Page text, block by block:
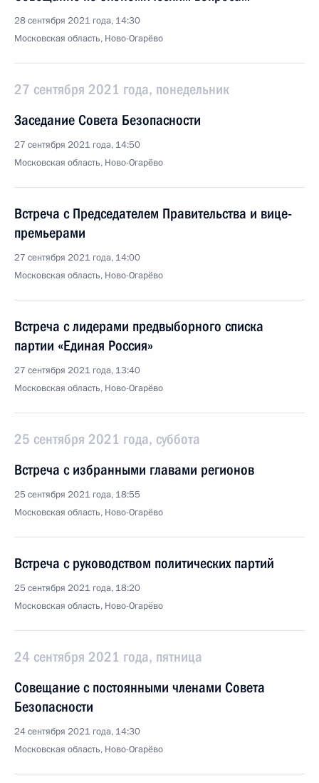
28 сентября 2021 года, 14:30
Московская область, Ново-Огарёво
27 сентября 2021 года, понедельник
Заседание Совета Безопасности
27 сентября 2021 года, 14:50
Московская область, Ново-Огарёво
Встреча с Председателем Правительства и вице-
премьерами
27 сентября 2021 года, 14:00
Московская область, Ново-Огарёво
Встреча с лидерами предвыборного списка
партии «Единая Россия»
27 сентября 2021 года, 13:40
Московская область, Ново-Огарёво
25 сентября 2021 года, суббота
Встреча с избранными главами регионов
25 сентября 2021 года, 18:55
Московская область, Ново-Огарёво
Встреча с руководством политических партий
25 сентября 2021 года, 18:20
Московская область, Ново-Огарёво
24 сентября 2021 года, пятница
Совещание с постоянными членами Совета
Безопасности
24 сентября 2021 года, 14:30
Московская область, Ново-Огарёво